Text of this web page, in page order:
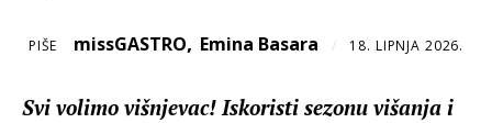
PIŠE missGASTRO, Emina Basara / 18. LIPNJA 2026.
Svi volimo višnjevac! Iskoristi sezonu višanja i